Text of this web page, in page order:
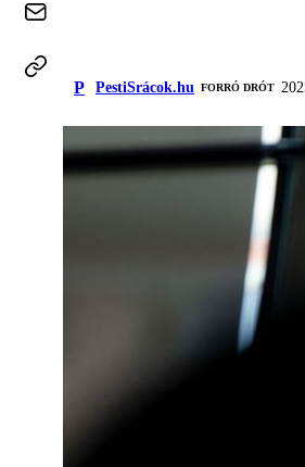
P PestiSrácok.hu FORRÓ DRÓT